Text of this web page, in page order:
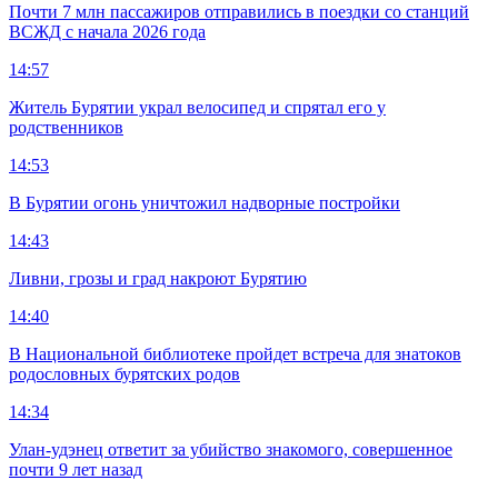
Почти 7 млн пассажиров отправились в поездки со станций
ВСЖД с начала 2026 года
14:57
Житель Бурятии украл велосипед и спрятал его у
родственников
14:53
В Бурятии огонь уничтожил надворные постройки
14:43
Ливни, грозы и град накроют Бурятию
14:40
В Национальной библиотеке пройдет встреча для знатоков
родословных бурятских родов
14:34
Улан-удэнец ответит за убийство знакомого, совершенное
почти 9 лет назад